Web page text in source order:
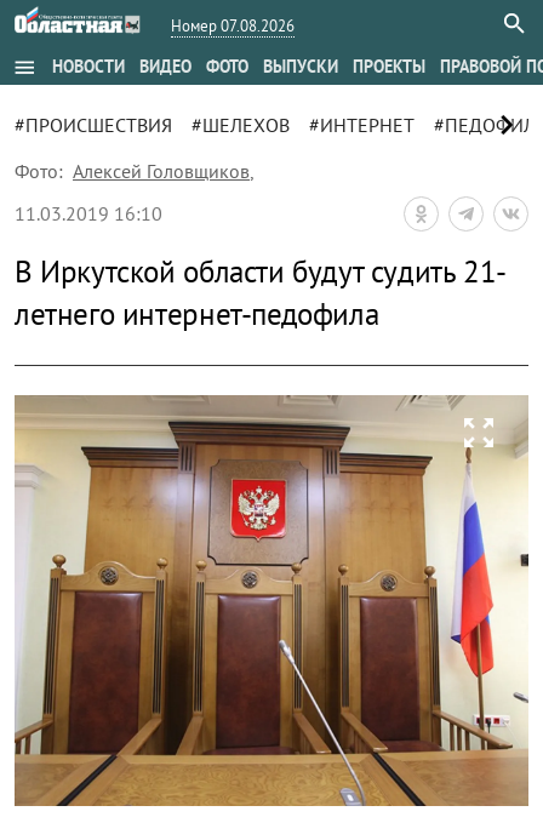
Номер 07.08.2026
menu НОВОСТИ ВИДЕО ФОТО ВЫПУСКИ ПРОЕКТЫ ПРАВОВОЙ
#ПРОИСШЕСТВИЯ #ШЕЛЕХОВ #ИНТЕРНЕТ #ПЕДОФИЛ
chevron_right
Фото: Алексей Головщиков,
11.03.2019 16:10
В Иркутской области будут судить 21-
летнего интернет-педофила
zoom_out_map